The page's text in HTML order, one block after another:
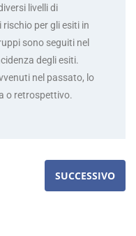
livelli di
per gli esiti in
sono seguiti nel
degli esiti.
nel passato, lo
o retrospettivo.
SUCCESSIVO